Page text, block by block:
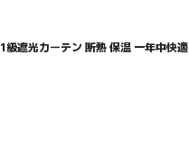
1級遮光カーテン 断熱 保温 一年中快適